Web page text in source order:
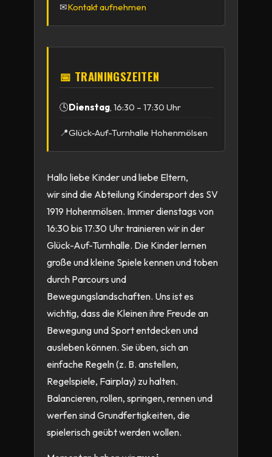
✉Kontakt aufnehmen
📅 TRAININGSZEITEN
🕓Dienstag, 16:30 – 17:30 Uhr
📍Glück-Auf-Turnhalle Hohenmölsen
Hallo liebe Kinder und liebe Eltern,
wir sind die Abteilung Kindersport des SV
1919 Hohenmölsen. Immer dienstags von
16:30 bis 17:30 Uhr trainieren wir in der
Glück-Auf-Turnhalle. Die Kinder lernen
große und kleine Spiele kennen und toben
durch Parcours und
Bewegungslandschaften. Uns ist es
wichtig, dass die Kleinen ihre Freude an
Bewegung und Sport entdecken und
ausleben können. Sie üben, sich an
einfache Regeln (z. B. anstellen,
Regelspiele, Fairplay) zu halten.
Balancieren, rollen, springen, rennen und
werfen sind Grundfertigkeiten, die
spielerisch geübt werden wollen.